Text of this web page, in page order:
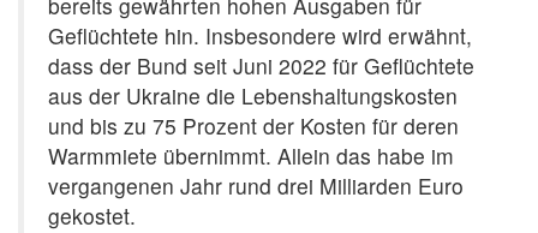
Geflüchtete hin. Insbesondere wird erwähnt,
dass der Bund seit Juni 2022 für Geflüchtete
aus der Ukraine die Lebenshaltungskosten
und bis zu 75 Prozent der Kosten für deren
Warmmiete übernimmt. Allein das habe im
vergangenen Jahr rund drei Milliarden Euro
gekostet.